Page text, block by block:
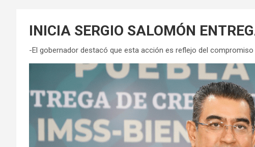
INICIA SERGIO SALOMÓN
-El gobernador destacó que esta acción es reflejo del